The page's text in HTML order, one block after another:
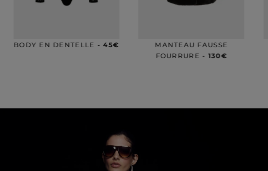
MANTEAU FAUSSE
TOP À SEQUINS -40€